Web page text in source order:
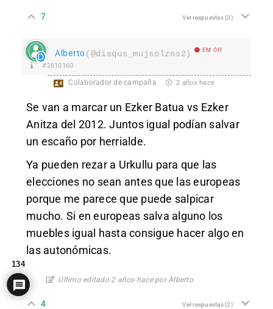
7 Ver respuestas(3)
Alberto(@disqus_mujsolzns2) EM Off
#2810160
Colaborador de campaña 2 años hace
Se van a marcar un Ezker Batua vs Ezker
Anitza del 2012. Juntos igual podían salvar
un escaño por herrialde.
Ya pueden rezar a Urkullu para que las
elecciones no sean antes que las europeas
porque me parece que puede salpicar
mucho. Si en europeas salva alguno los
muebles igual hasta consigue hacer algo en
las autonómicas.
Último editado 2 años hace por Alberto
4 Ver respuestas(2)
134